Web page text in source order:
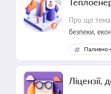
Про що
безпеки,
Паливно-
Ліцензії,